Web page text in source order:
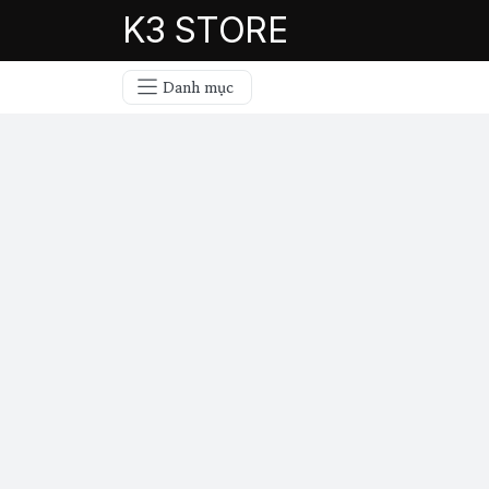
K3 STORE
Danh mục